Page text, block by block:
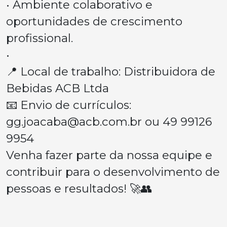
• Ambiente colaborativo e
oportunidades de crescimento
profissional.
•
📍 Local de trabalho: Distribuidora de
Bebidas ACB Ltda
📧 Envio de currículos:
gg.joacaba@acb.com.br ou 49 99126
9954
Venha fazer parte da nossa equipe e
contribuir para o desenvolvimento de
pessoas e resultados! 🚀👥